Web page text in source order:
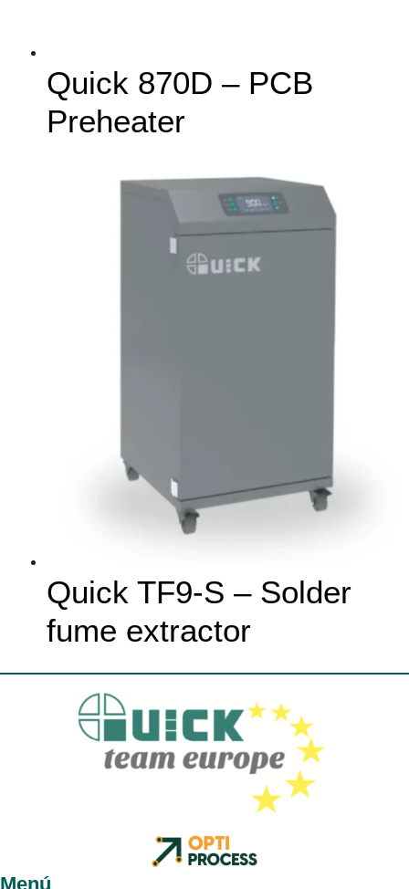
Quick 870D – PCB
Preheater
Quick TF9-S – Solder
fume extractor
Menú